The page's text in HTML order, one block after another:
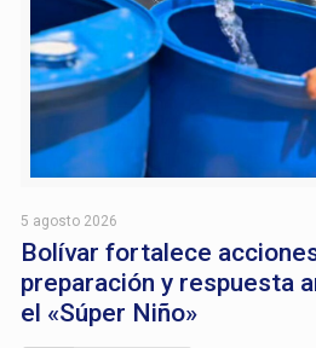
5 agosto 2026
Bolívar fortalece
preparación y respuesta
el «Súper Niño»